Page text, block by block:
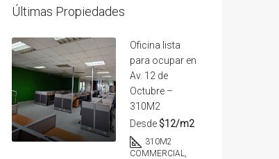
Últimas Propiedades
Oficina lista
para ocupar en
Av. 12 de
Octubre –
310M2
Desde $12/m2
310M2
COMMERCIAL,